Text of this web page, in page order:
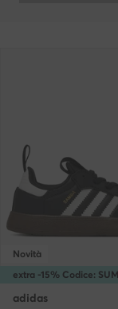
extra -15% Codice:
Novità
adidas